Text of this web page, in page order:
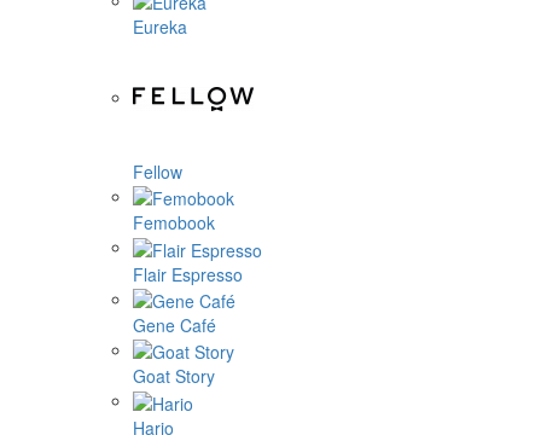
Eureka
Fellow
Femobook
Flair Espresso
Gene Café
Goat Story
Hario